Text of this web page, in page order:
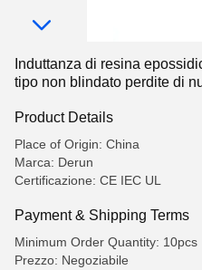
Induttanza di resina
tipo non blindato perdite di
Product Details
Place of Origin: China
Marca: Derun
Certificazione: CE IEC UL
Payment & Shipping Terms
Minimum Order Quantity: 10pcs
Prezzo: Negoziabile